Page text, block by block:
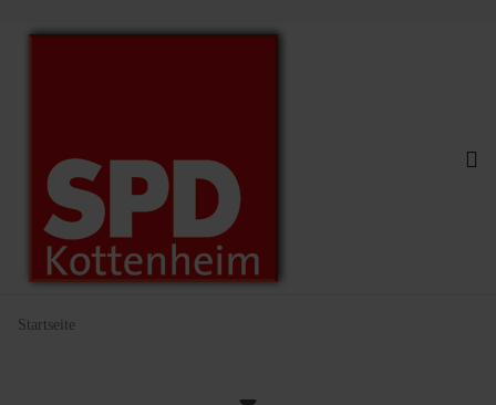
Startseite